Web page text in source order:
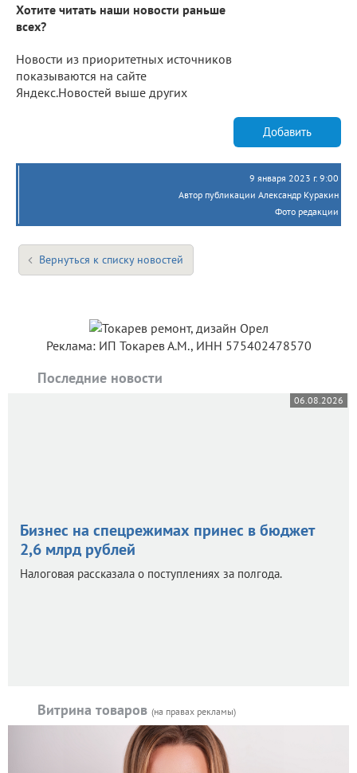
Хотите читать наши новости раньше
всех?
Новости из приоритетных источников
показываются на сайте
Яндекс.Новостей выше других
Добавить
9 января 2023 г. 9:00
Автор публикации Александр Куракин
Фото редакции
Вернуться к списку новостей
Реклама: ИП Токарев А.М., ИНН 575402478570
Последние новости
06.08.2026
Бизнес на спецрежимах принес в бюджет
2,6 млрд рублей
Налоговая рассказала о поступлениях за полгода.
Витрина товаров (на правах рекламы)